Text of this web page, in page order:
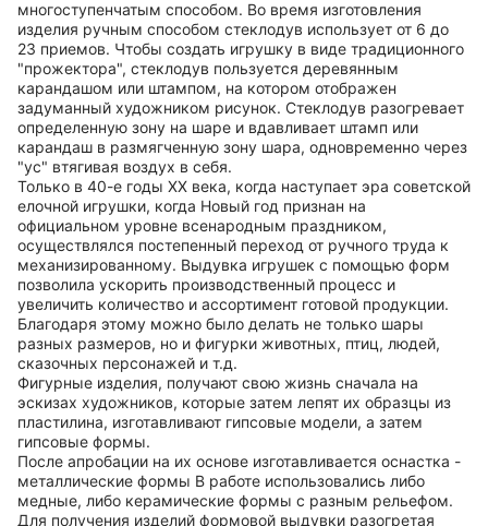
многоступенчатым способом. Во время изготовления
изделия ручным способом стеклодув использует от 6 до
23 приемов. Чтобы создать игрушку в виде традиционного
"прожектора", стеклодув пользуется деревянным
карандашом или штампом, на котором отображен
задуманный художником рисунок. Стеклодув разогревает
определенную зону на шаре и вдавливает штамп или
карандаш в размягченную зону шара, одновременно через
"ус" втягивая воздух в себя.
Только в 40-е годы ХХ века, когда наступает эра советской
елочной игрушки, когда Новый год признан на
официальном уровне всенародным праздником,
осуществлялся постепенный переход от ручного труда к
механизированному. Выдувка игрушек с помощью форм
позволила ускорить производственный процесс и
увеличить количество и ассортимент готовой продукции.
Благодаря этому можно было делать не только шары
разных размеров, но и фигурки животных, птиц, людей,
сказочных персонажей и т.д.
Фигурные изделия, получают свою жизнь сначала на
эскизах художников, которые затем лепят их образцы из
пластилина, изготавливают гипсовые модели, а затем
гипсовые формы.
После апробации на их основе изготавливается оснастка -
металлические формы В работе использовались либо
медные, либо керамические формы с разным рельефом.
Для получения изделий формовой выдувки разогретая